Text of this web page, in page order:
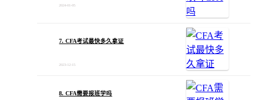
2024-01-05
7. CFA考试最快多久拿证
2023-12-15
8. CFA需要报班学吗